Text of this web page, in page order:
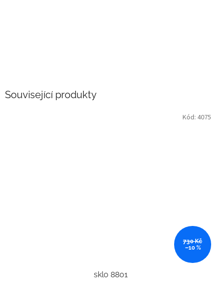
Související produkty
730 Kč
–10 %
sklo 8801
Kód: 4075